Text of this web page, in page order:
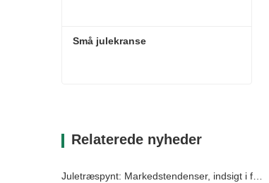
Små julekranse
Relaterede nyheder